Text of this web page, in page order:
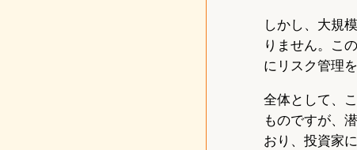
しかし、大規
りません。こ
にリスク管理
全体として、
ものですが、
おり、投資家